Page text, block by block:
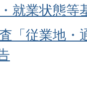
就業状態等
「従業地・